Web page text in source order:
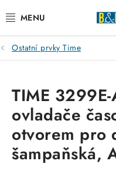
na
obsah
Reklamace / Vrácení
Kontakty
VYTÁPĚNÍ
Ostatní prvky Time
TIME
ovladače
otvorem pro
šampaňská,